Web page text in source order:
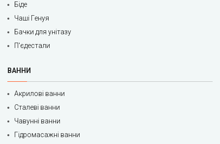
Біде
Чаші Генуя
Бачки для унітазу
П'єдестали
ВАННИ
Акрилові ванни
Сталеві ванни
Чавунні ванни
Гідромасажні ванни